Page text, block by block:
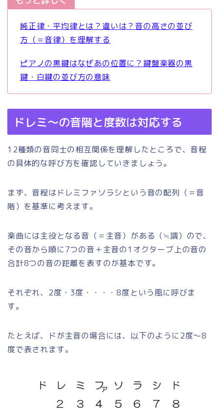
純正律・平均律とは？違いは？音の高さの並び
方（＝音律）を理解する
ピアノの黒鍵はなぜあの位置に？鍵盤楽器の黒
鍵・白鍵の並び方の意味
ドレミ～の音階と度数は対応する
12種類の音同士の相互関係を理解したところで、音程
の具体的な呼び方を確認していきましょう。
まず、音程はドレミファソラシという音の配列（＝音
階）を基準に考えます。
楽曲には主役となる音（＝主音）がある（≒調）ので、
その音から順に7つの音＋主音の1オクターブ上の音の
合計8つの音の距離を表すのが基本です。
それぞれ、2度・3度・・・・8度という風に呼びま
す。
たとえば、ドが主音の場合には、以下のように2度～8
度で表されます。